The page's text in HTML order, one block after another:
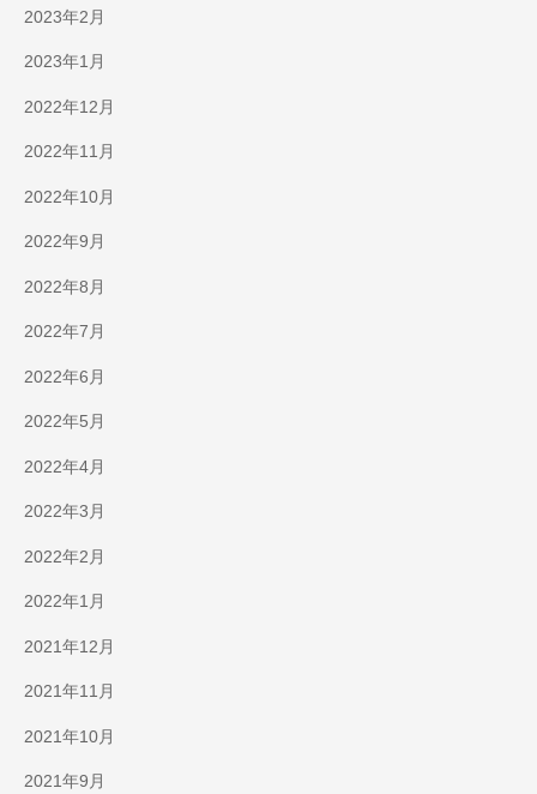
2023年2月
2023年1月
2022年12月
2022年11月
2022年10月
2022年9月
2022年8月
2022年7月
2022年6月
2022年5月
2022年4月
2022年3月
2022年2月
2022年1月
2021年12月
2021年11月
2021年10月
2021年9月